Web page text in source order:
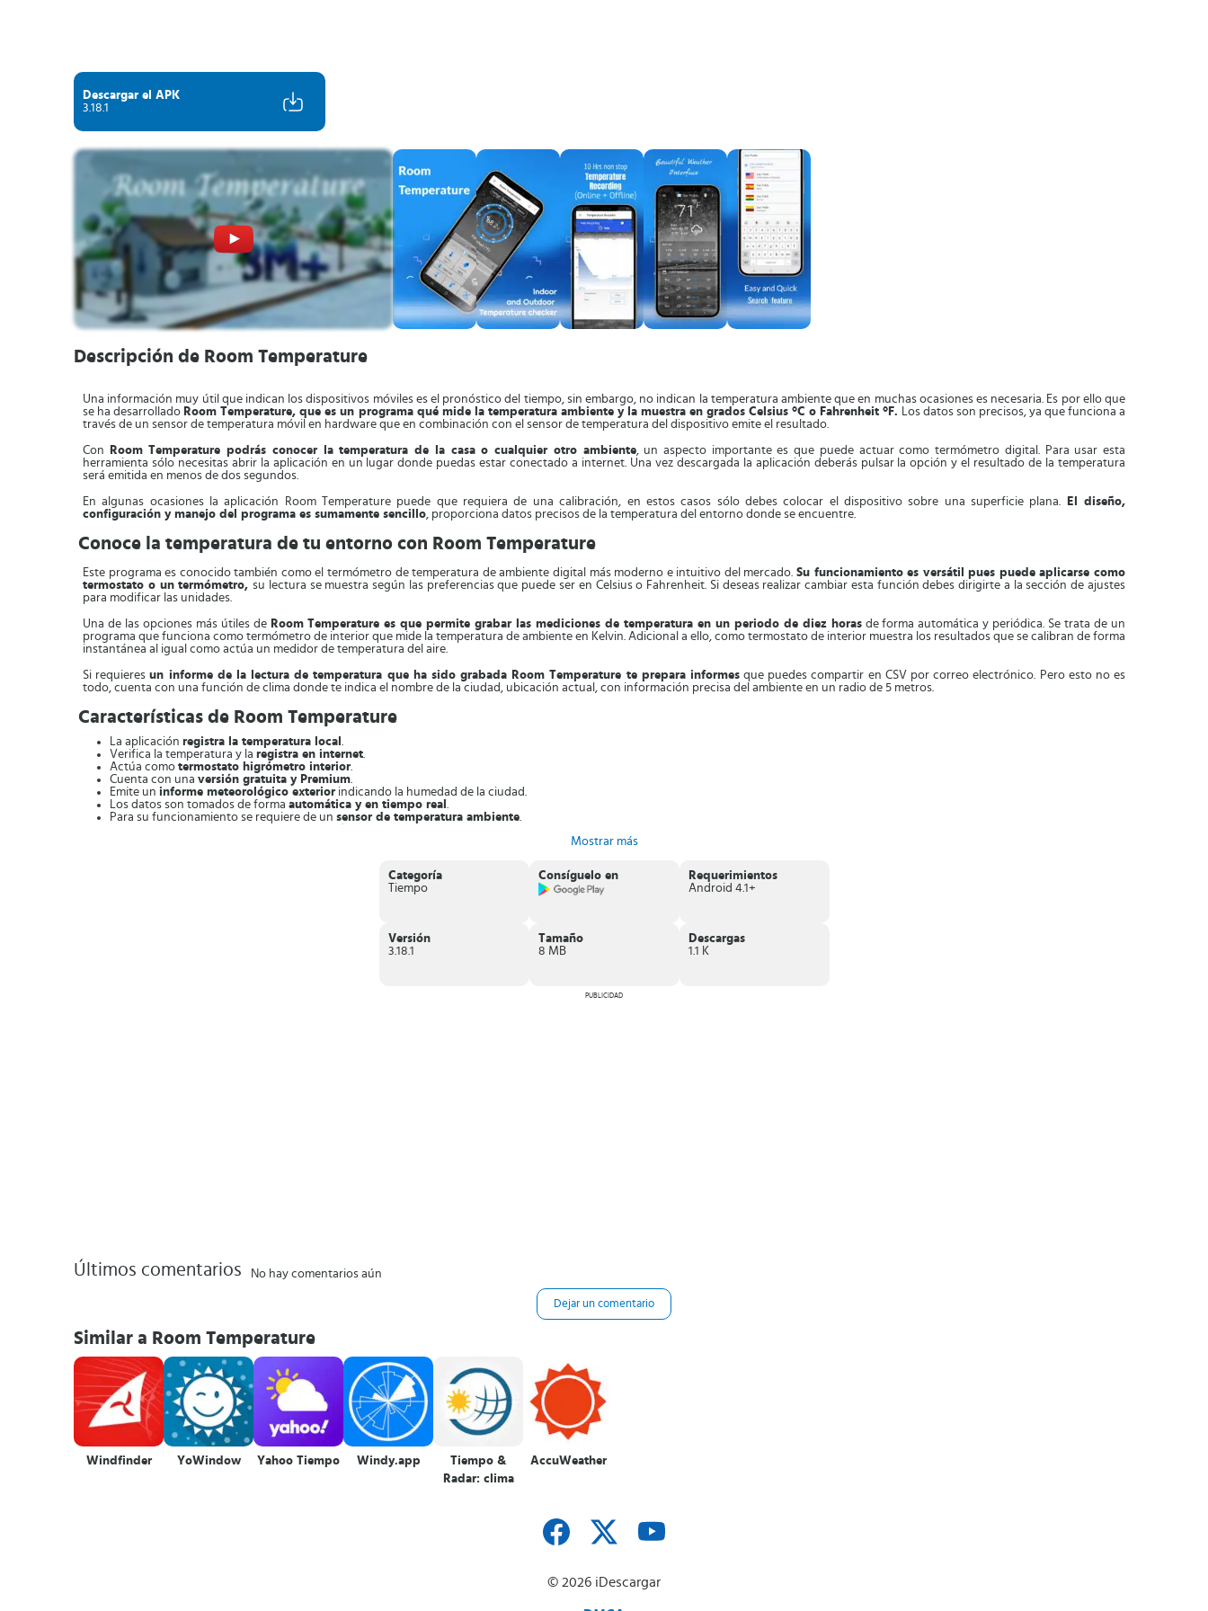
Descargar el APK
3.18.1
Descripción de Room Temperature
Una información muy útil que indican los dispositivos móviles es el pronóstico del tiempo, sin embargo, no indican la temperatura ambiente que en muchas ocasiones es necesaria. Es por ello que
se ha desarrollado Room Temperature, que es un programa qué mide la temperatura ambiente y la muestra en grados Celsius °C o Fahrenheit °F. Los datos son precisos, ya que funciona a
través de un sensor de temperatura móvil en hardware que en combinación con el sensor de temperatura del dispositivo emite el resultado.
Con Room Temperature podrás conocer la temperatura de la casa o cualquier otro ambiente, un aspecto importante es que puede actuar como termómetro digital. Para usar esta
herramienta sólo necesitas abrir la aplicación en un lugar donde puedas estar conectado a internet. Una vez descargada la aplicación deberás pulsar la opción y el resultado de la temperatura
será emitida en menos de dos segundos.
En algunas ocasiones la aplicación Room Temperature puede que requiera de una calibración, en estos casos sólo debes colocar el dispositivo sobre una superficie plana.
El diseño,
configuración y manejo del programa es sumamente sencillo, proporciona datos precisos de la temperatura del entorno donde se encuentre.
Conoce la temperatura de tu entorno con Room Temperature
Este programa es conocido también como el termómetro de temperatura de ambiente digital más moderno e intuitivo del mercado. Su funcionamiento es versátil pues puede aplicarse como
termostato o un termómetro,su lectura se muestra según las preferencias que puede ser en Celsius o Fahrenheit. Si deseas realizar cambiar esta función debes dirigirte a la sección de ajustes
para modificar las unidades.
Una de las opciones más útiles de Room Temperature es que permite grabar las mediciones de temperatura en un periodo de diez horasde forma automática y periódica. Se trata de un
programa que funciona como termómetro de interior que mide la temperatura de ambiente en Kelvin. Adicional a ello, como termostato de interior muestra los resultados que se calibran de forma
instantánea al igual como actúa un medidor de temperatura del aire.
Si requieresun informe de la lectura de temperatura que ha sido grabada Room Temperature te prepara informesque puedes compartir en CSV por correo electrónico. Pero esto no es
todo, cuenta con una función de clima donde te indica el nombre de la ciudad, ubicación actual, con información precisa del ambiente en un radio de 5 metros.
Características de Room Temperature
La aplicación registra la temperatura local .
Verifica la temperatura y la registra en internet.
Actúa como termostato higrómetro interior.
Cuenta con una versión gratuita y Premium.
Emite un informe meteorológico exterior indicando la humedad de la ciudad.
Los datos son tomados de forma automática y en tiempo real .
Para su funcionamiento se requiere de un sensor de temperatura ambiente.
de manera que siempre cuentes con datos precisos en cuanto a la temperatura local.
Mostrar más
Categoría
Tiempo
Consíguelo en
Requerimientos
Android 4.1+
Versión
3.18.1
Tamaño
8 MB
Descargas
1.1 K
PUBLICIDAD
Últimos comentarios No hay comentarios aún
Dejar un comentario
Similar a Room Temperature
Windfinder YoWindow Yahoo Tiempo Windy.app
Tiempo &
Radar: clima
AccuWeather
© 2026 iDescargar